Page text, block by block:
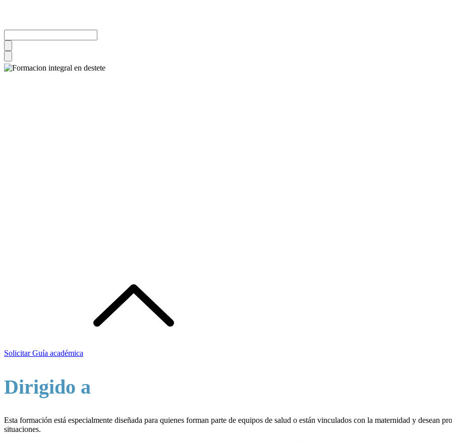
Solicitar Guía académica
Dirigido a
Esta formación está especialmente diseñada para quienes forman parte de equipos de salud o están vinculados con la maternidad y desean
situaciones.